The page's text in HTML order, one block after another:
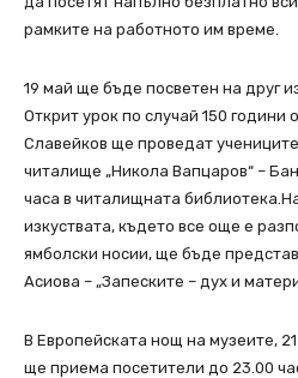
рамките на работното им време.
19 май ще бъде посветен на друг
Открит урок по случай 150
Славейков ще проведат
читалище „Никола Вапцаров“ –
часа в читалищната
изкуствата, където все още е
ямболски носии, ще бъде
Асиова – „Запеските – дух и
В Европейската нощ на музеите,
ще приема посетители до 23.00